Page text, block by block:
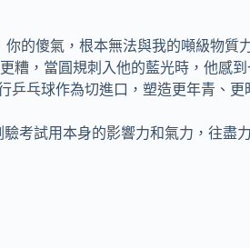
的傻氣，根本無法與我的噸級物
糟，當圓規刺入他的藍光時，他感
乒乓球作為切進口，塑造更年青、
考試用本身的影響力和氣力，往盡